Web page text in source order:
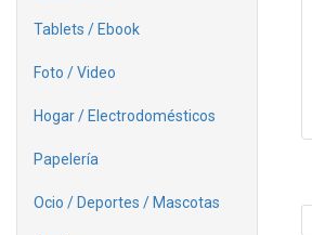
Tablets / Ebook
Foto / Video
Hogar / Electrodomésticos
Papelería
Ocio / Deportes / Mascotas